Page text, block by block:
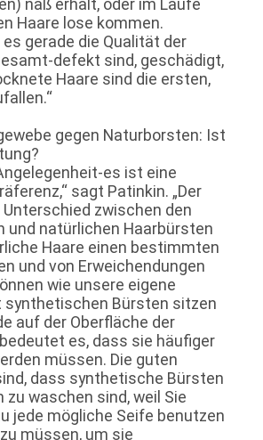
Haare lose kommen.
gerade die Qualität der
defekt sind, geschädigt,
Haare sind die ersten,
gegen Naturborsten: Ist
es ist eine
sagt Patinkin. „Der
zwischen den
und natürlichen Haarbürsten
Haare einen bestimmten
und von Erweichendungen
wie unsere eigene
synthetischen Bürsten sitzen
auf der Oberfläche der
es, dass sie häufiger
müssen. Die guten
dass synthetische Bürsten
waschen sind, weil Sie
jede mögliche Seife benutzen
müssen, um sie